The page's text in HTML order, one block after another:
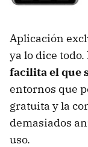
Aplicación
ya lo dice todo.
facilita el que
entornos que
gratuita y la
demasiados
uso.